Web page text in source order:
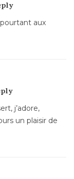
aux
j’adore,
un plaisir de